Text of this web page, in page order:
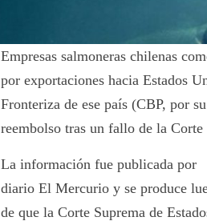
Empresas salmoneras chilenas
por exportaciones hacia Estados
Fronteriza de ese país (CBP, por
reembolso tras un fallo de la Corte
La información fue publicada por
diario El Mercurio y se produce
de que la Corte Suprema de